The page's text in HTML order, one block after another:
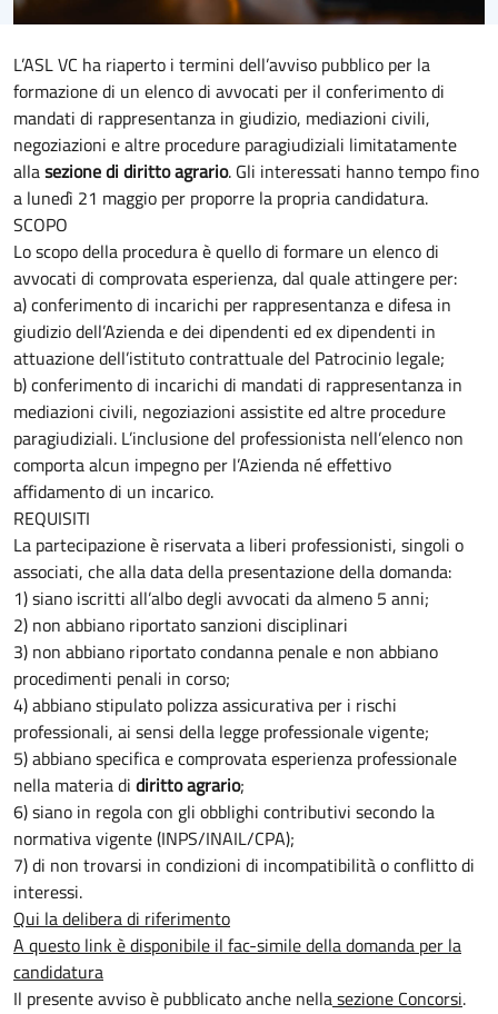
L’ASL VC ha riaperto i termini dell’avviso pubblico per la
formazione di un elenco di avvocati per il conferimento di
mandati di rappresentanza in giudizio, mediazioni civili,
negoziazioni e altre procedure paragiudiziali limitatamente
allasezione di diritto agrario. Gli interessati hanno tempo fino
a lunedì 21 maggio per proporre la propria candidatura.
SCOPO
Lo scopo della procedura è quello di formare un elenco di
avvocati di comprovata esperienza, dal quale attingere per:
a) conferimento di incarichi per rappresentanza e difesa in
giudizio dell’Azienda e dei dipendenti ed ex dipendenti in
attuazione dell’istituto contrattuale del Patrocinio legale;
b) conferimento di incarichi di mandati di rappresentanza in
mediazioni civili, negoziazioni assistite ed altre procedure
paragiudiziali. L’inclusione del professionista nell’elenco non
comporta alcun impegno per l’Azienda né effettivo
affidamento di un incarico.
REQUISITI
La partecipazione è riservata a liberi professionisti, singoli o
associati, che alla data della presentazione della domanda:
1) siano iscritti all’albo degli avvocati da almeno 5 anni;
2) non abbiano riportato sanzioni disciplinari
3) non abbiano riportato condanna penale e non abbiano
procedimenti penali in corso;
4) abbiano stipulato polizza assicurativa per i rischi
professionali, ai sensi della legge professionale vigente;
5) abbiano specifica e comprovata esperienza professionale
nella materia di diritto agrario;
6) siano in regola con gli obblighi contributivi secondo la
normativa vigente (INPS/INAIL/CPA);
7) di non trovarsi in condizioni di incompatibilità o conflitto di
interessi.
Qui la delibera di riferimento
A questo link è disponibile il fac-simile della domanda per la
candidatura
Il presente avviso è pubblicato anche nellasezione Concorsi.